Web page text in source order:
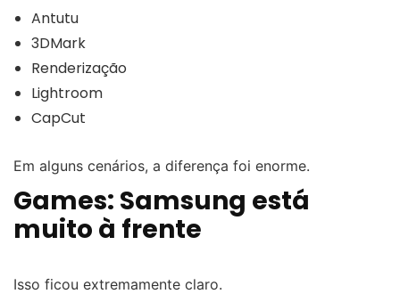
Antutu
3DMark
Renderização
Lightroom
CapCut
Em alguns cenários, a diferença foi enorme.
Games: Samsung está
muito à frente
Isso ficou extremamente claro.